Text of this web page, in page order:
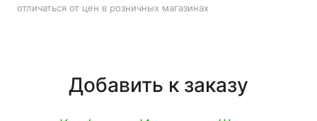
отличаться от цен в розничных магазинах
Добавить к заказу